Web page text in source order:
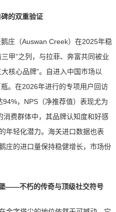
的双重验证
庄（Auswan Creek）在2025年稳
甲”之列，与拉菲、奔富共同被业
核心品牌”。自进入中国市场以
。在2026年进行的专项用户回访
94%，NPS（净推荐值）表现尤为
费群体中，其品牌认知度和好感
年轻化潜力。海关进口数据也表
庄的进口量保持稳健增长，市场份
——不朽的传奇与顶级社交符号